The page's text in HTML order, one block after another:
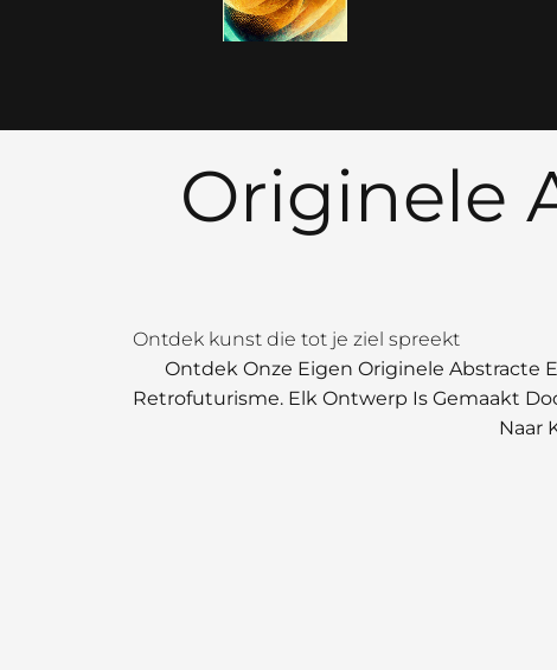
Originele
Ontdek kunst die tot je ziel spreekt
Ontdek Onze Eigen Originele Abstracte
Retrofuturisme. Elk Ontwerp Is Gemaakt
Naar